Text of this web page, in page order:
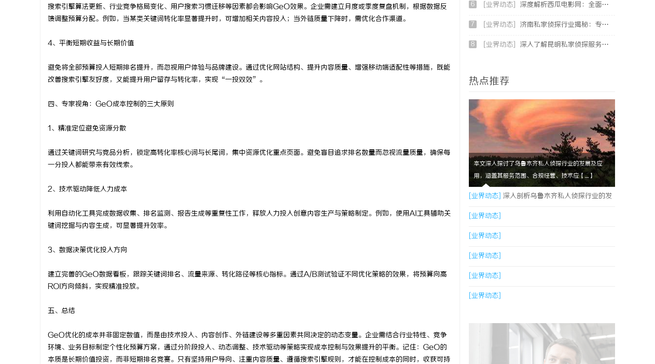
搜索引擎算法更新、行业竞争格局变化、用户搜索习惯迁移等因素都会影响GeO效果。企业需建立月度或季度复盘机制，根据数据反
馈调整预算分配。例如，当某类关键词转化率显著提升时，可增加相关内容投入；当外链质量下降时，需优化合作渠道。
4、平衡短期收益与长期价值
避免将全部预算投入短期排名提升，而忽视用户体验与品牌建设。通过优化网站结构、提升内容质量、增强移动端适配性等措施，既能
改善搜索引擎友好度，又能提升用户留存与转化率，实现“一投双效”。
四、专家视角：GeO成本控制的三大原则
1、精准定位避免资源分散
通过关键词研究与竞品分析，锁定高转化率核心词与长尾词，集中资源优化重点页面。避免盲目追求排名数量而忽视流量质量，确保每
一分投入都能带来有效线索。
2、技术驱动降低人力成本
利用自动化工具完成数据收集、排名监测、报告生成等重复性工作，释放人力投入创意内容生产与策略制定。例如，使用AI工具辅助关
键词挖掘与内容生成，可显著提升效率。
3、数据决策优化投入方向
建立完善的GeO数据看板，跟踪关键词排名、流量来源、转化路径等核心指标。通过A/B测试验证不同优化策略的效果，将预算向高
ROI方向倾斜，实现精准投放。
五、总结
GeO优化的成本并非固定数值，而是由技术投入、内容创作、外链建设等多重因素共同决定的动态变量。企业需结合行业特性、竞争
环境、业务目标制定个性化预算方案，通过分阶段投入、动态调整、技术驱动等策略实现成本控制与效果提升的平衡。记住：GeO的
本质是长期价值投资，而非短期排名竞赛。只有坚持用户导向、注重内容质量、遵循搜索引擎规则，才能在控制成本的同时，收获可持
6 [业界动态] 深度解析西瓜电影网：全面体验影视娱乐新天地
7 [业界动态] 济南私家侦探行业揭秘：专业服务与案件解析全方位指南
8 [业界动态] 深入了解昆明私家侦探服务的重要性与选择指南
热点推荐
本文深入探讨了乌鲁木齐私人侦探行业的发展及应
用，涵盖其服务范围、合规经营、技术应【....】
[业界动态] 深入剖析乌鲁木齐私人侦探行业的发
展与应用现状
[业界动态]
[业界动态]
[业界动态]
[业界动态]
[业界动态]